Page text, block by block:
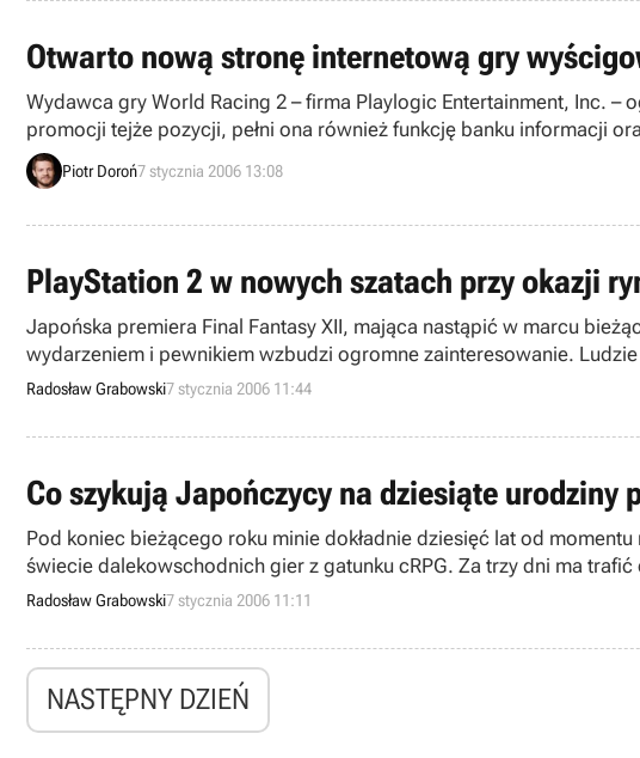
Otwarto nową stronę internetową gry
Wydawca gry World Racing 2 – firma Playlogic Entertainment, Inc. –
promocji tejże pozycji, pełni ona również funkcję banku informacji
Piotr Doroń7 stycznia 2006 13:08
PlayStation 2 w nowych szatach przy okazji
Japońska premiera Final Fantasy XII, mająca nastąpić w marcu
wydarzeniem i pewnikiem wzbudzi ogromne zainteresowanie.
adresowany do zagorzałych entuzjastów „Ostatecznej Fantazji”.
Radosław Grabowski7 stycznia 2006 11:44
Co szykują Japończycy na dziesiąte urodziny
Pod koniec bieżącego roku minie dokładnie dziesięć lat od
świecie dalekowschodnich gier z gatunku cRPG. Za trzy dni ma
Media.Vision.
Radosław Grabowski7 stycznia 2006 11:11
NASTĘPNY DZIEŃ